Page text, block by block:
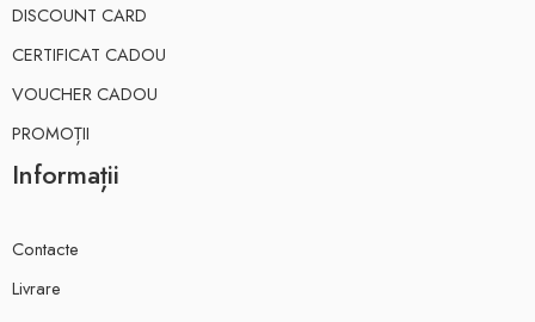
DISCOUNT CARD
CERTIFICAT CADOU
VOUCHER CADOU
PROMOȚII
Informații
Contacte
Livrare